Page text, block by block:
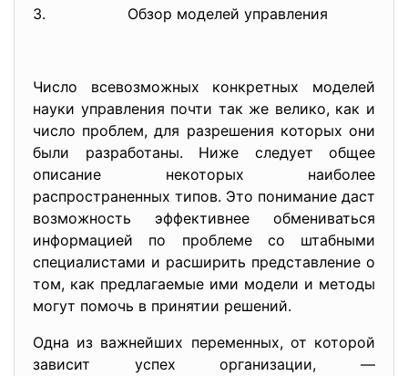
3. Обзор моделей управления
Число всевозможных конкретных моделей
науки управления почти так же велико, как и
число проблем, для разрешения которых они
были разработаны. Ниже следует общее
описание некоторых наиболее
распространенных типов. Это понимание даст
возможность эффективнее обмениваться
информацией по проблеме со штабными
специалистами и расширить представление о
том, как предлагаемые ими модели и методы
могут помочь в принятии решений.
Одна из важнейших переменных, от которой
зависит успех организации, —